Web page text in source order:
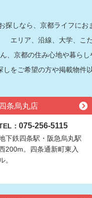
探しなら、京都ライフに
エリア、沿線、大学、こ
、京都の住み心地や暮ら
しをご希望の方や掲載物件
四条烏丸店
： 075-256-5115
下鉄四条駅・阪急烏丸駅
200m。四条通新町東入
ル。